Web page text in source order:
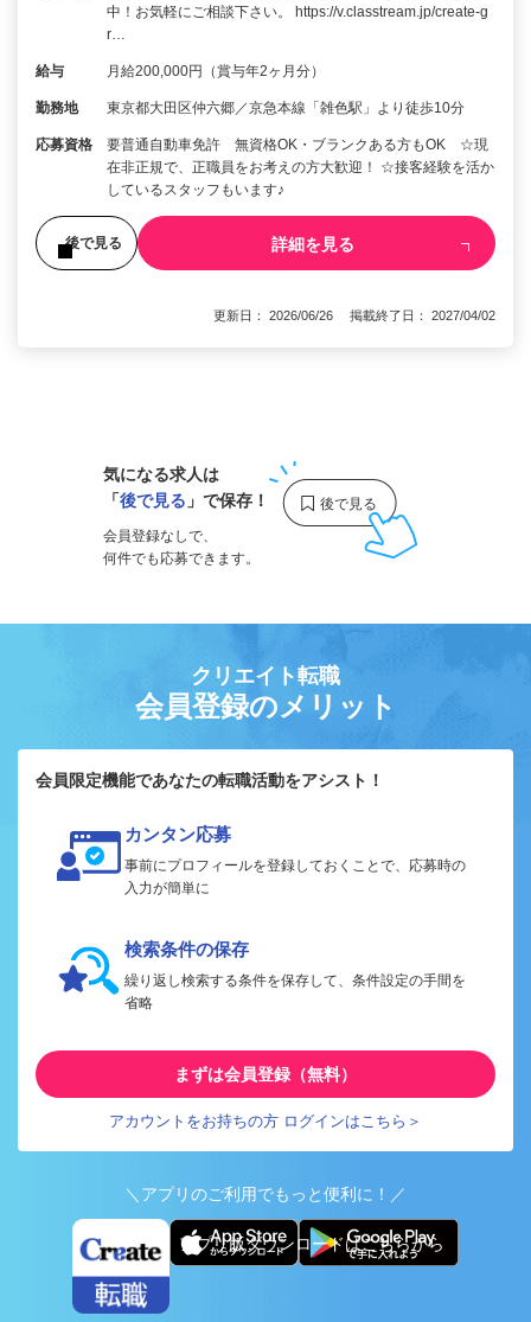
中！お気軽にご相談下さい。 https://v.classtream.jp/create-g
r…
給与 月給200,000円（賞与年2ヶ月分）
勤務地 東京都大田区仲六郷／京急本線「雑色駅」より徒歩10分
応募資格
要普通自動車免許 無資格OK・ブランクある方もOK ☆現
在非正規で、正職員をお考えの方大歓迎！ ☆接客経験を活か
しているスタッフもいます♪
後で見る 詳細を見る
更新日： 2026/06/26 掲載終了日： 2027/04/02
気になる求人は
「後で見る 」で保存！
会員登録なしで、
何件でも応募できます。
クリエイト転職
会員登録のメリット
会員限定機能であなたの転職活動をアシスト！
カンタン応募
事前にプロフィールを登録しておくことで、応募時の
入力が簡単に
検索条件の保存
繰り返し検索する条件を保存して、条件設定の手間を
省略
まずは会員登録（無料）
アカウントをお持ちの方 ログインはこちら＞
＼アプリのご利用でもっと便利に！／
アプリ版ダウンロードはこちらから